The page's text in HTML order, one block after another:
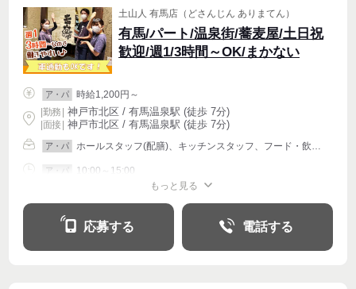
土山人 有馬店（どさんじん ありまてん）
有馬/パート/温泉街/蕎麦屋/土日祝
歓迎/週1/3時間～OK/まかない
ア・パ
時給1,200円～
|勤務 神戸市北区 / 有馬温泉駅 (徒歩 7分)
| 面接 | 神戸市北区 / 有馬温泉駅 (徒歩 7分)
ア・パ ホールスタッフ(配膳)、キッチンスタッフ、フード・飲食その他
ア・パ 10:00～15:00
もっと見る
応募する 電話する